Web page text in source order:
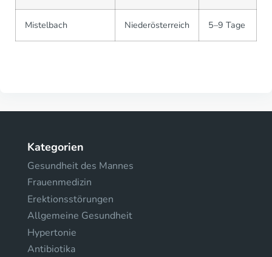
Mistelbach Niederösterreich 5–9 Tage
Kategorien
Gesundheit des Mannes
Frauenmedizin
Erektionsstörungen
Allgemeine Gesundheit
Hypertonie
Antibiotika